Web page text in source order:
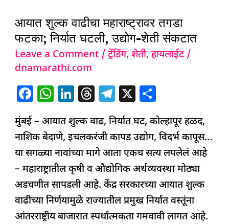
आयात शुल्क वाढीचा महाराष्ट्रावर तगडा
फटका; निर्यात घटली, उद्योग-शेती संकटात
Leave a Comment /ट्रेंडिंग,शेती,हायलाईट/
dnamarathi.com
F
c
e
b
o
o
k
W
at
s
A
p
p
Li
k
e
dI
n
T
re
a
d
s
T
el
e
g
ra
m
X
h
ar
e
मुंबई – आयात शुल्क वाढ, निर्यात घट, कोल्हापूर हळद,
नाशिक बेदाणे, इचलकरंजी कापड उद्योग, विदर्भ कापूस…
या सगळ्या नावांच्या मागे आता एकच सत्य लपलेलं आहे
– महाराष्ट्रातील कृषी व औद्योगिक अर्थव्यवस्था मोठ्या
अडचणीत सापडली आहे. केंद्र सरकारच्या आयात शुल्क
वाढीच्या निर्णयामुळे राज्यातील प्रमुख निर्यात वस्तूंना
आंतरराष्ट्रीय बाजारात स्पर्धात्मकता गमवावी लागत आहे.
उद्योग-
शेती
संकटात